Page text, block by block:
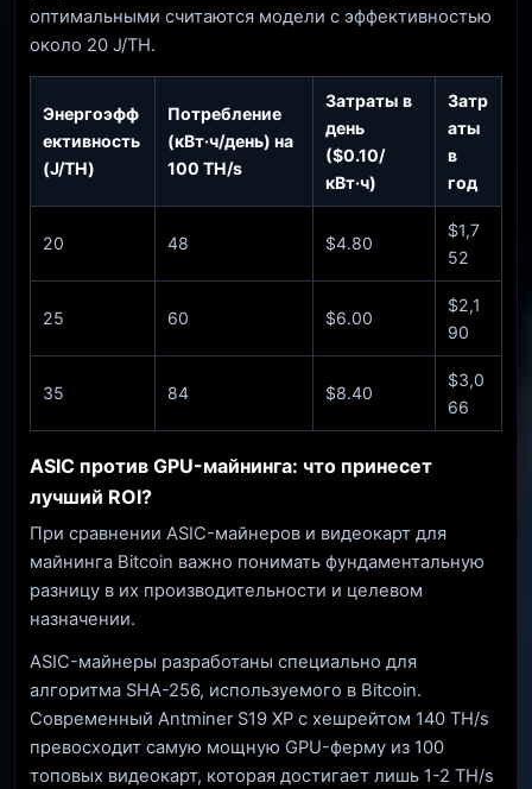
оптимальными считаются модели с эффективностью
около 20 J/TH.
Энергоэфф
ективность
(J/TH)
Потребление
(кВт·ч/день) на
100 TH/s
Затраты в
день
($0.10/
кВт·ч)
Затр
аты
в
год
20 48 $4.80
$1,7
52
25 60 $6.00
$2,1
90
35 84 $8.40
$3,0
66
ASIC против GPU-майнинга: что принесет
лучший ROI?
При сравнении ASIC-майнеров и видеокарт для
майнинга Bitcoin важно понимать фундаментальную
разницу в их производительности и целевом
назначении.
ASIC-майнеры разработаны специально для
алгоритма SHA-256, используемого в Bitcoin.
Современный Antminer S19 XP с хешрейтом 140 TH/s
превосходит самую мощную GPU-ферму из 100
топовых видеокарт, которая достигает лишь 1-2 TH/s